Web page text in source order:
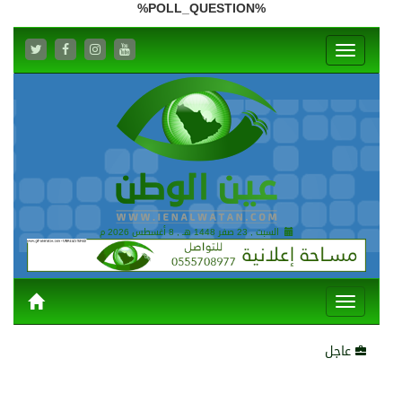
%POLL_QUESTION%
السبت , 23 صفر 1448 هـ , 8 أغسطس 2026 م
عاجل